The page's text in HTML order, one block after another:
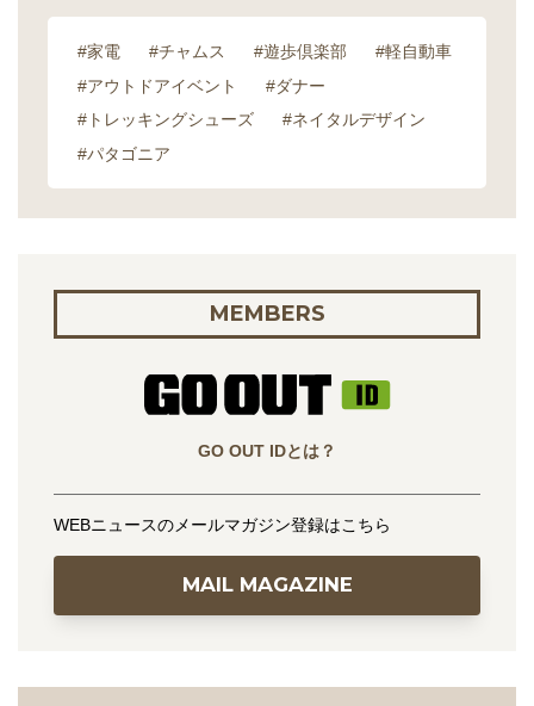
#家電 #チャムス #遊歩倶楽部
#軽自動車
#アウトドアイベント
#ダナー
#トレッキングシューズ
#ネイタルデザイン
#パタゴニア
MEMBERS
GO OUT IDとは？
WEBニュースのメールマガジン登録はこちら
MAIL MAGAZINE